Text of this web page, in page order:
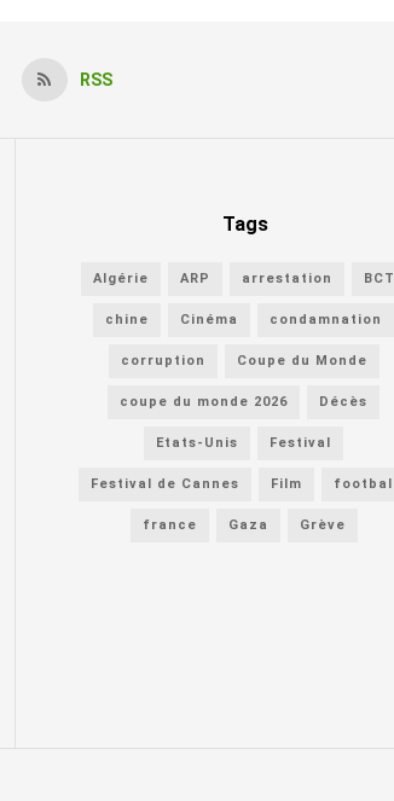
RSS
Tags
Algérie ARP arrestation BCT
chine Cinéma condamnation
corruption Coupe du Monde
coupe du monde 2026 Décès
Etats-Unis Festival
Festival de Cannes Film football
france Gaza Grève